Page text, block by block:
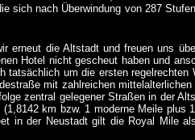
sich nach Überwindung von 287
erneut die Altstadt und freuen uns
Hotel nicht gescheut haben und
tatsächlich um die ersten
mit zahlreichen
zentral gelegener Straßen in der
km bzw. 1 moderne Meile plus
in der Neustadt gilt die Royal Mile